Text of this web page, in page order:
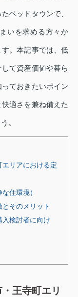
ベッドタウンで、
いを求める方々か
。本記事では、低
て資産価値や暮ら
ておきたいポイン
適さを兼ね備えた
。
エリアにおける定
住環境）
そのメリット
入検討者に向け
王寺町エリ